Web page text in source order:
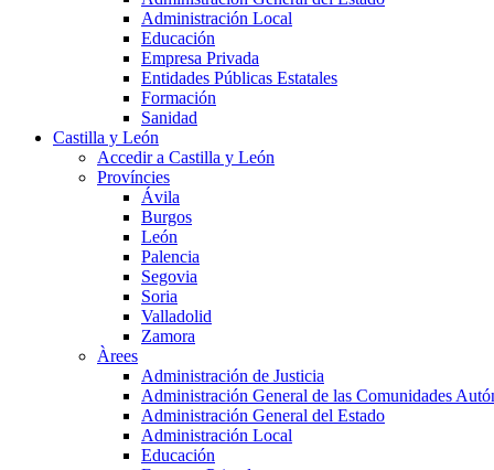
Administración Local
Educación
Empresa Privada
Entidades Públicas Estatales
Formación
Sanidad
Castilla y León
Accedir a Castilla y León
Províncies
Ávila
Burgos
León
Palencia
Segovia
Soria
Valladolid
Zamora
Àrees
Administración de Justicia
Administración General de las Comunidades
Administración General del Estado
Administración Local
Educación